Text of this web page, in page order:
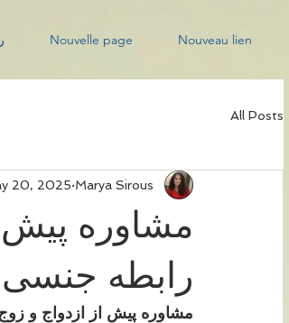
Nouvelle page Nouveau lien
All Posts
مشاوره پیش
رابطه
Marya Sirous
20, 2025
مشاوره پیش از ازدواج و زوج‌درمانی: جایگاه رابطه جنسی در زندگی مشترک شما